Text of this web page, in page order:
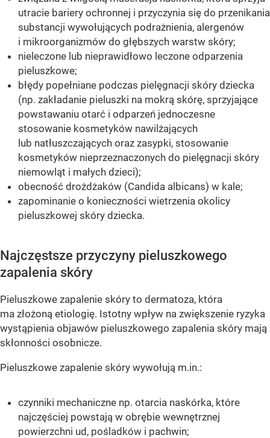
utracie bariery ochronnej i przyczynia się do przenikania
substancji wywołujących podrażnienia, alergenów
i mikroorganizmów do głębszych warstw skóry;
nieleczone lub nieprawidłowo leczone odparzenia
pieluszkowe;
błędy popełniane podczas pielęgnacji skóry dziecka
(np. zakładanie pieluszki na mokrą skórę, sprzyjające
powstawaniu otarć i odparzeń jednoczesne
stosowanie kosmetyków nawilżających
lub natłuszczających oraz zasypki, stosowanie
kosmetyków nieprzeznaczonych do pielęgnacji skóry
niemowląt i małych dzieci);
obecność drożdżaków (Candida albicans) w kale;
zapominanie o konieczności wietrzenia okolicy
pieluszkowej skóry dziecka.
Najczęstsze przyczyny pieluszkowego
zapalenia skóry
Pieluszkowe zapalenie skóry to dermatoza, która
ma złożoną etiologię. Istotny wpływ na zwiększenie ryzyka
wystąpienia objawów pieluszkowego zapalenia skóry mają
skłonności osobnicze.
Pieluszkowe zapalenie skóry wywołują m.in.:
czynniki mechaniczne np. otarcia naskórka, które
najczęściej powstają w obrębie wewnętrznej
powierzchni ud, pośladków i pachwin;